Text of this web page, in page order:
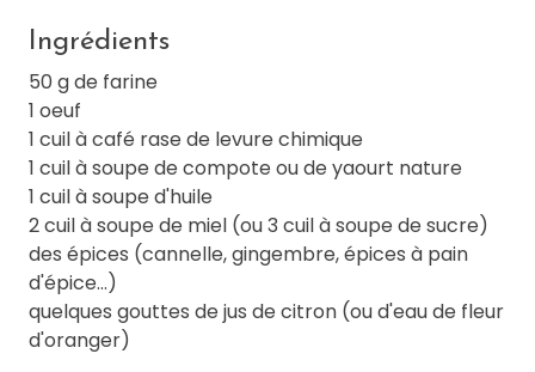
Ingrédients
50 g de farine
1 oeuf
1 cuil à café rase de levure chimique
1 cuil à soupe de compote ou de yaourt nature
1 cuil à soupe d'huile
2 cuil à soupe de miel (ou 3 cuil à soupe de sucre)
des épices (cannelle, gingembre, épices à pain
d'épice...)
quelques gouttes de jus de citron (ou d'eau de fleur
d'oranger)